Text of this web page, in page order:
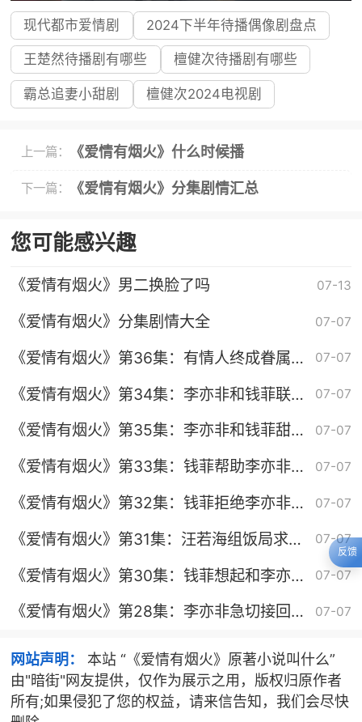
现代都市爱情剧 2024下半年待播偶像剧盘点
王楚然待播剧有哪些 檀健次待播剧有哪些
霸总追妻小甜剧 檀健次2024电视剧
上一篇： 《爱情有烟火》什么时候播
下一篇： 《爱情有烟火》分集剧情汇总
您可能感兴趣
《爱情有烟火》男二换脸了吗 07-13
《爱情有烟火》分集剧情大全 07-07
《爱情有烟火》第36集：有情人终成眷属花
07-07
《爱情有烟火》第34集：李亦非和钱菲联手
07-07
《爱情有烟火》第35集：李亦非和钱菲甜蜜
07-07
《爱情有烟火》第33集：钱菲帮助李亦非寻
07-07
《爱情有烟火》第32集：钱菲拒绝李亦非表
07-07
《爱情有烟火》第31集：汪若海组饭局求复
07-07
《爱情有烟火》第30集：钱菲想起和李亦非
07-07
《爱情有烟火》第28集：李亦非急切接回钱
07-07
网站声明：
本站 “《爱情有烟火》原著小说叫什么”
由"暗街"网友提供，仅作为展示之用，版权归原作者
所有;如果侵犯了您的权益，请来信告知，我们会尽快
反馈